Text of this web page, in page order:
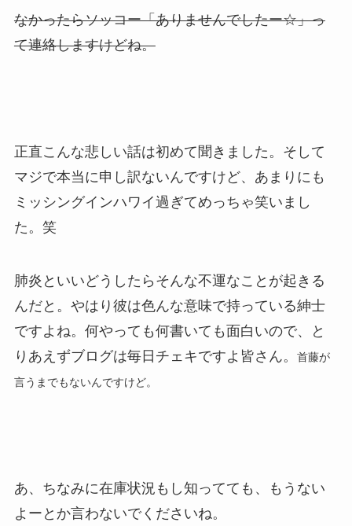
なかったらソッコー「ありませんでしたー☆」っ
て連絡しますけどね。
正直こんな悲しい話は初めて聞きました。そして
マジで本当に申し訳ないんですけど、あまりにも
ミッシングインハワイ過ぎてめっちゃ笑いまし
た。笑
肺炎といいどうしたらそんな不運なことが起きる
んだと。やはり彼は色んな意味で持っている紳士
ですよね。何やっても何書いても面白いので、と
りあえずブログは毎日チェキですよ皆さん。
首藤が
言うまでもないんですけど。
あ、ちなみに在庫状況もし知ってても、もうない
よーとか言わないでくださいね。